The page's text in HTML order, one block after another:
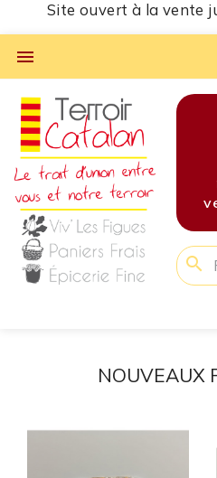
Site ouvert à la vente

et
19h
Site ouvert à la vente
jusqu'à mardi 14h00
search
NOUVEAUX